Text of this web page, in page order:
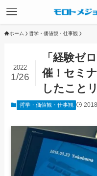
ホーム 哲学・価値観・仕事観
「経験ゼ
催！セミ
したこと
2022
1/26
哲学・価値観・仕事観